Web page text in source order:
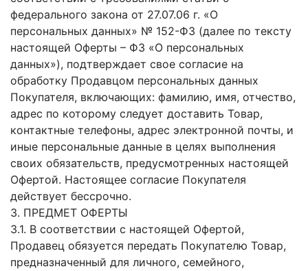
федерального закона от 27.07.06 г. «О
персональных данных» № 152-ФЗ (далее по тексту
настоящей Оферты – ФЗ «О персональных
данных»), подтверждает свое согласие на
обработку Продавцом персональных данных
Покупателя, включающих: фамилию, имя, отчество,
адрес по которому следует доставить Товар,
контактные телефоны, адрес электронной почты, и
иные персональные данные в целях выполнения
своих обязательств, предусмотренных настоящей
Офертой. Настоящее согласие Покупателя
действует бессрочно.
3. ПРЕДМЕТ ОФЕРТЫ
3.1. В соответствии с настоящей Офертой,
Продавец обязуется передать Покупателю Товар,
предназначенный для личного, семейного,